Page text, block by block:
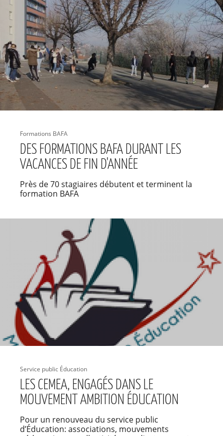
Formations BAFA
DES FORMATIONS BAFA DURANT LES
VACANCES DE FIN D'ANNÉE
Près de 70 stagiaires débutent et terminent la
formation BAFA
Service public Éducation
LES CEMEA, ENGAGÉS DANS LE
MOUVEMENT AMBITION ÉDUCATION
Pour un renouveau du service public
d’Éducation: associations, mouvements